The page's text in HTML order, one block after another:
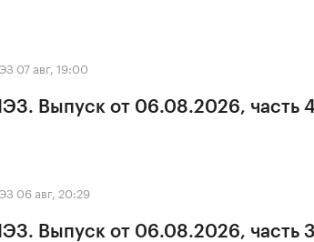
07 авг, 19:00
Выпуск от 06.08.2026, часть
06 авг, 20:29
Выпуск от 06.08.2026, часть